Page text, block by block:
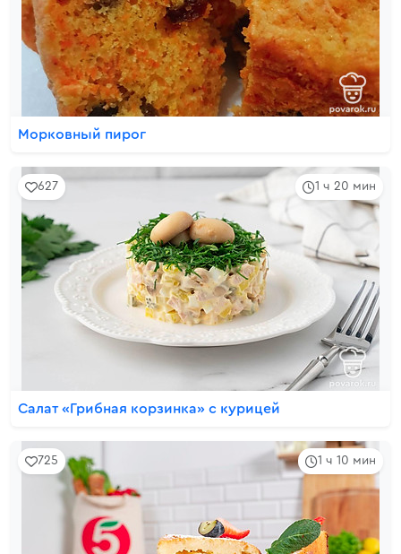
Морковный пирог
1 ч 20 мин
627
Салат «Грибная корзинка» с курицей
1 ч 10 мин
725